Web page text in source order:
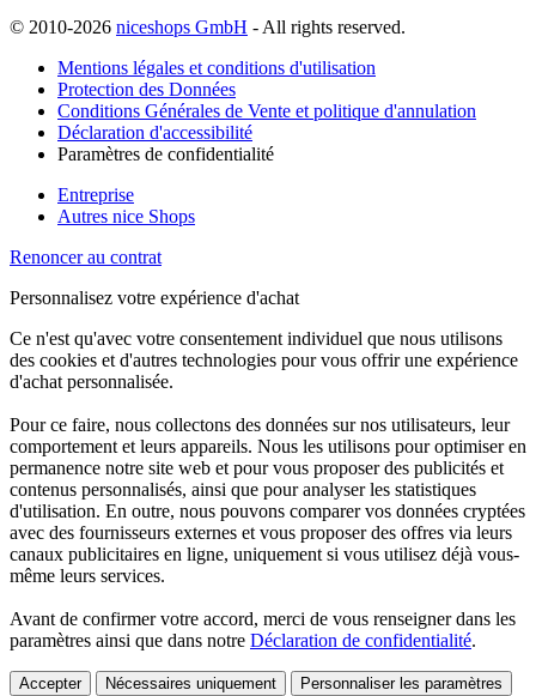
© 2010-2026 niceshops GmbH - All rights reserved.
Mentions légales et conditions d'utilisation
Protection des Données
Conditions Générales de Vente et politique d'annulation
Déclaration d'accessibilité
Paramètres de confidentialité
Entreprise
Autres nice Shops
Renoncer au contrat
Personnalisez votre expérience d'achat
Ce n'est qu'avec votre consentement individuel que nous utilisons
des cookies et d'autres technologies pour vous offrir une expérience
d'achat personnalisée.
Pour ce faire, nous collectons des données sur nos utilisateurs, leur
comportement et leurs appareils. Nous les utilisons pour optimiser en
permanence notre site web et pour vous proposer des publicités et
contenus personnalisés, ainsi que pour analyser les statistiques
d'utilisation. En outre, nous pouvons comparer vos données cryptées
avec des fournisseurs externes et vous proposer des offres via leurs
canaux publicitaires en ligne, uniquement si vous utilisez déjà vous-
même leurs services.
Avant de confirmer votre accord, merci de vous renseigner dans les
paramètres ainsi que dans notre Déclaration de confidentialité.
Accepter Nécessaires uniquement Personnaliser les paramètres